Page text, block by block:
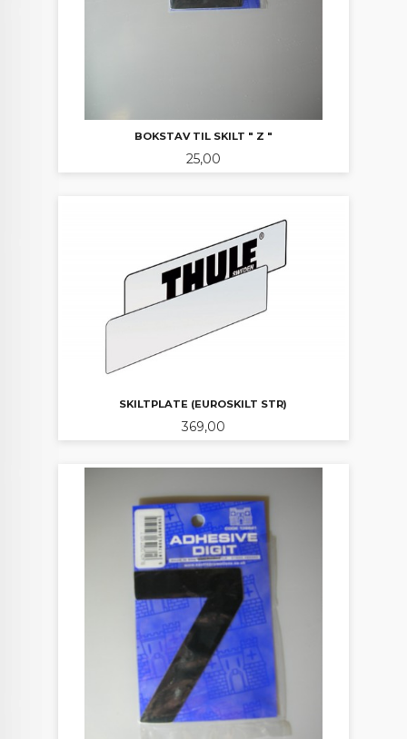
BOKSTAV TIL SKILT " Z "
Pris
25,00
SKILTPLATE (EUROSKILT STR)
Pris
369,00